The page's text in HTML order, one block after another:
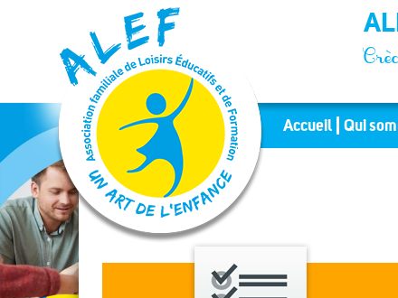
Panneau de gestion des cookies
Accueil Qui